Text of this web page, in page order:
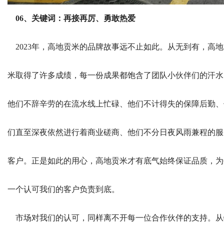
06、关键词：再接再厉、勇敢热爱
2023年，高地贡米的品牌故事远不止如此。从无到有，高
米取得了许多成绩，每一份成果都饱含了团队小伙伴们的汗
他们不辞辛劳的在流水线上忙碌、他们不计得失的保障后勤
们直至深夜依然进行着商业磋商、他们不分日夜风雨兼程的
客户。正是如此的用心，高地贡米才有底气始终保证品质，
一个认可我们的客户负责到底。
市场对我们的认可，同样离不开每一位合作伙伴的支持。